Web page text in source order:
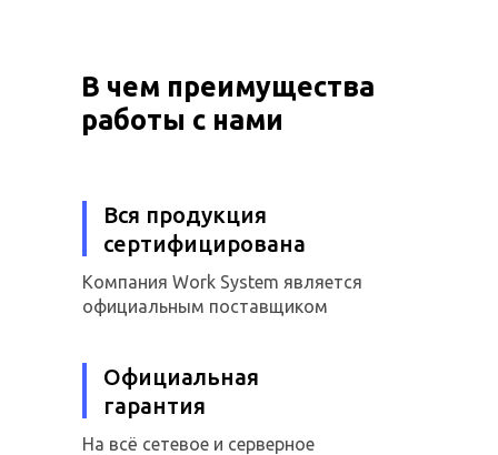
В чем преимущества
работы с нами
Вся продукция
сертифицирована
Компания Work System является
официальным поставщиком
Официальная
гарантия
На всё сетевое и серверное